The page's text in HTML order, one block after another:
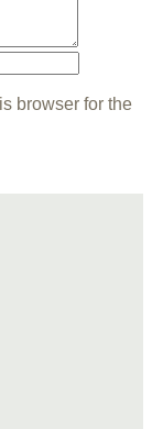
browser for the